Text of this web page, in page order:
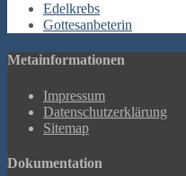
Edelkrebs
Gottesanbeterin
Metainformationen
Impressum
Datenschutzerklärung
Sitemap
Dokumentation